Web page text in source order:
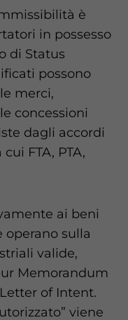
è
in possesso
di Status
possono
merci,
concessioni
dagli accordi
FTA, PTA,
ai beni
sulla
valide,
Memorandum
of Intent.
viene